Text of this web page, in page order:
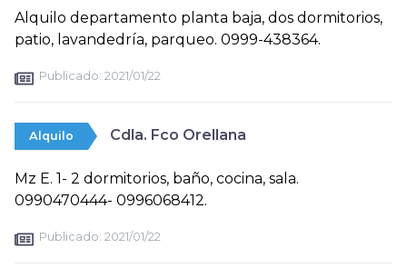
Alquilo departamento planta baja, dos dormitorios,
patio, lavandedría, parqueo. 0999-438364.
Publicado: 2021/01/22
Alquilo Cdla. Fco Orellana
Mz E. 1- 2 dormitorios, baño, cocina, sala.
0990470444- 0996068412.
Publicado: 2021/01/22